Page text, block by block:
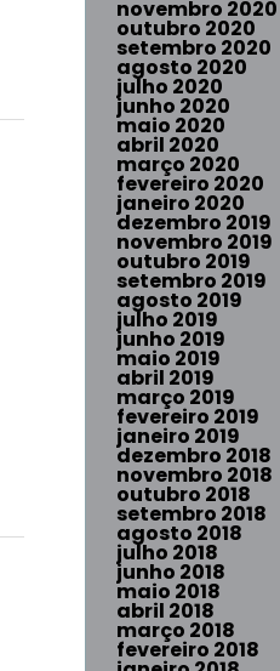
novembro 2020
outubro 2020
setembro 2020
agosto 2020
julho 2020
junho 2020
maio 2020
abril 2020
março 2020
fevereiro 2020
janeiro 2020
dezembro 2019
novembro 2019
outubro 2019
setembro 2019
agosto 2019
julho 2019
junho 2019
maio 2019
abril 2019
março 2019
fevereiro 2019
janeiro 2019
dezembro 2018
novembro 2018
outubro 2018
setembro 2018
agosto 2018
julho 2018
junho 2018
maio 2018
abril 2018
março 2018
fevereiro 2018